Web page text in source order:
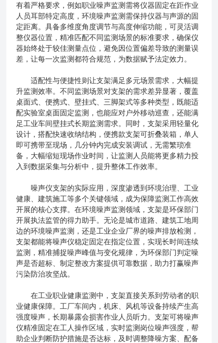
有着严格要求，例如职业噪声监测需将仪器固定在距作业
人员耳部特定高度，环境噪声监测需保持仪器与声源的固
定距离。具备多维度角度调节与高度伸缩功能，可灵活调
整仪器位置，精准匹配不同监测场景的标准要求，确保仪
器始终处于较佳测量点位，避免因位置偏差导致的测量误
差，让每一次监测都符合规范，为数据赋予法定效力。
适配性与便捷性则让支架满足多元场景需求，大幅提
升监测效率。不同监测场景对支架的需求差异显著，覆盖
桌面式、便携式、壁挂式、三脚架式等多种类型，既能适
配实验室桌面固定监测，也能应对户外移动巡查，还能满
足工业车间壁挂式长期监测需求。同时，支架采用轻量化
设计，搭配快速收纳结构，便携款支架可折叠装箱，单人
即可携带至现场，几分钟内完成安装调试，无需繁琐准
备，大幅缩短现场作业时间，让监测人员能将更多精力投
入到数据采集与分析中，提升整体工作效率。
噪声仪支架的实际应用，深度渗透到环境治理、工业
健康、建筑施工等多个关键领域，成为保障监测工作高效
开展的核心支撑。在环境噪声监测领域，支架是环保部门
开展执法监管的得力助手。无论是城市道路、建筑工地周
边的环境噪声监测，还是工业企业厂界的噪声排放检测，
支架都能将噪声仪稳定固定在指定位置，实现长时间连续
监测，精准捕捉噪声峰值与变化规律，为环保部门判定噪
声是否超标、制定整改方案提供可靠数据，助力打赢噪声
污染防治攻坚战。
在工业职业健康监测中，支架直接关系到劳动者的职
业健康保障。工厂车间内，机床、风机等设备持续产生高
强度噪声，长期暴露会损害作业人员听力。支架可将噪声
仪精准固定在工人操作区域，实时监测岗位噪声强度，帮
助企业判断防护措施是否达标，及时调整降噪方案、配备